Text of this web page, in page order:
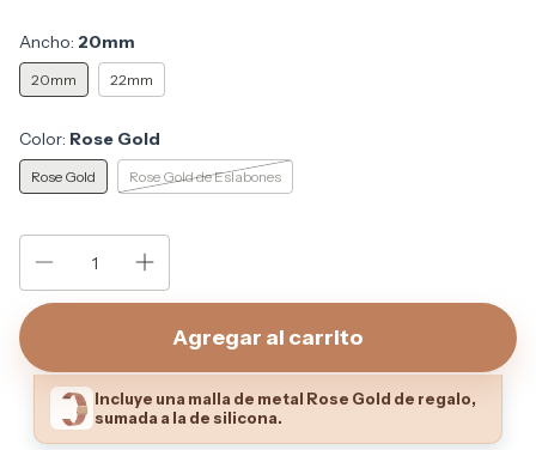
Ancho: 20mm
20mm 22mm
Color: Rose Gold
Rose Gold Rose Gold de Eslabones
Incluye una malla de metal Rose Gold de regalo,
sumada a la de silicona.